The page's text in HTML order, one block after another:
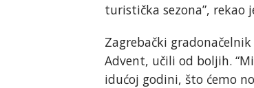
turistička sezona”, rekao
Zagrebački gradonačelnik
Advent, učili od boljih.
idućoj godini, što ćemo